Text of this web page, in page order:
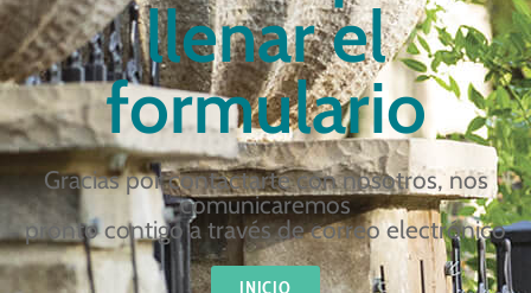
llenar el
formulario
Gracias por contactarte con nosotros, nos
comunicaremos
pronto contigo a través de correo electrónico
INICIO